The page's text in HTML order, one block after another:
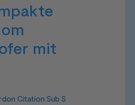
mit
Citation Sub S